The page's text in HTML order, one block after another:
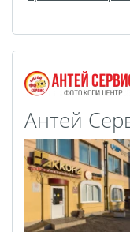
Фотомагниты
Фото на кружках
Фото на бейсболке
Фото на чехле
Фото на значке
Фотосъемка в
Сланцы
Антей